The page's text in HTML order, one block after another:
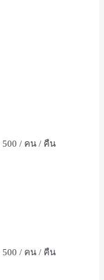
500 / คน / คืน
500 / คน / คืน